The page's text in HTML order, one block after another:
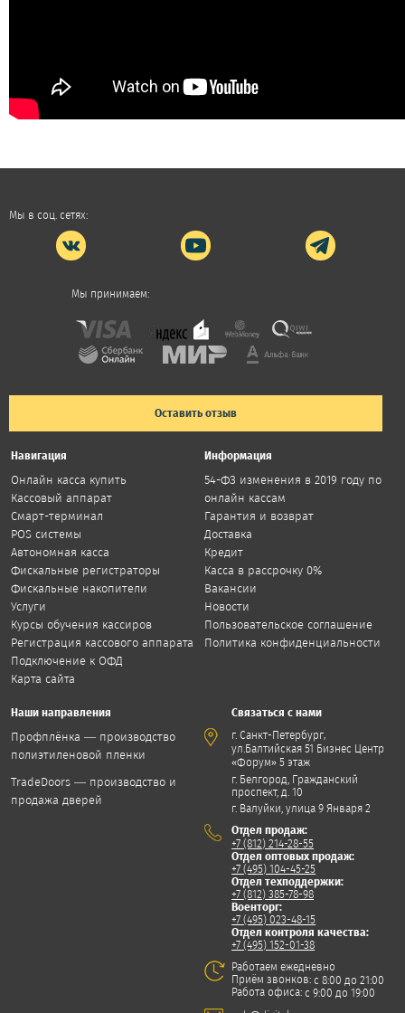
Мы в соц. сетях:
Мы принимаем:
Оставить отзыв
Навигация
Онлайн касса купить
Кассовый аппарат
Смарт-терминал
POS системы
Автономная касса
Фискальные регистраторы
Фискальные накопители
Услуги
Курсы обучения кассиров
Регистрация кассового аппарата
Подключение к ОФД
Карта сайта
Информация
54-ФЗ изменения в 2019 году по
онлайн кассам
Гарантия и возврат
Доставка
Кредит
Касса в рассрочку 0%
Вакансии
Новости
Пользовательское соглашение
Политика конфиденциальности
Наши направления
Профплёнка — производство
полиэтиленовой пленки
TradeDoors — производство и
продажа дверей
Связаться с нами
г. Санкт-Петербург,
ул.Балтийская 51 Бизнес Центр
«Форум» 5 этаж
г. Белгород, Гражданский
проспект, д. 10
г. Валуйки, улица 9 Января 2
Отдел продаж:
+7 (812) 214-28-55
Отдел оптовых продаж:
+7 (495) 104-45-25
Отдел техподдержки:
+7 (812) 385-78-98
Военторг:
+7 (495) 023-48-15
Отдел контроля качества:
+7 (495) 152-01-38
Работаем ежедневно
Приём звонков:с 8:00 до 21:00
Работа офиса:с 9:00 до 19:00